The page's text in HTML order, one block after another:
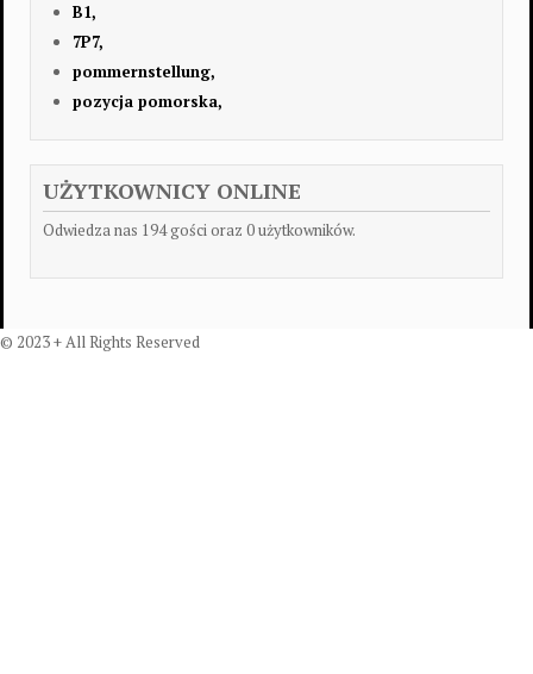
B1,
7P7,
pommernstellung,
pozycja pomorska,
UŻYTKOWNICY ONLINE
Odwiedza nas 194 gości oraz 0 użytkowników.
© 2023 + All Rights Reserved